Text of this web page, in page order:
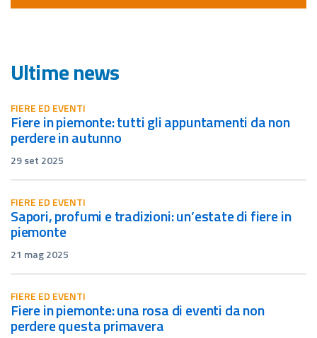
Ultime news
FIERE ED EVENTI
fiere in piemonte: tutti gli appuntamenti da non
perdere in autunno
29 set 2025
FIERE ED EVENTI
sapori, profumi e tradizioni: un’estate di fiere in
piemonte
21 mag 2025
FIERE ED EVENTI
fiere in piemonte: una rosa di eventi da non
perdere questa primavera